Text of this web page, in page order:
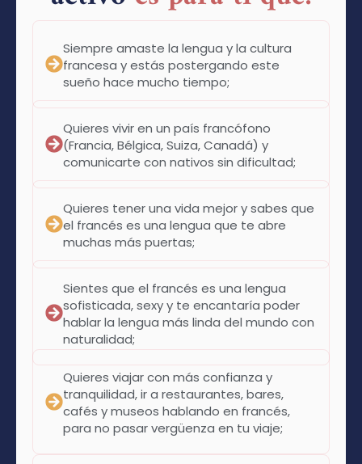
Siempre amaste la lengua y la cultura
francesa y estás postergando este
sueño hace mucho tiempo;
Quieres vivir en un país francófono
(Francia, Bélgica, Suiza, Canadá) y
comunicarte con nativos sin dificultad;
Quieres tener una vida mejor y sabes que
el francés es una lengua que te abre
muchas más puertas;
Sientes que el francés es una lengua
sofisticada, sexy y te encantaría poder
hablar la lengua más linda del mundo con
naturalidad;
Quieres viajar con más confianza y
tranquilidad, ir a restaurantes, bares,
cafés y museos hablando en francés,
para no pasar vergüenza en tu viaje;